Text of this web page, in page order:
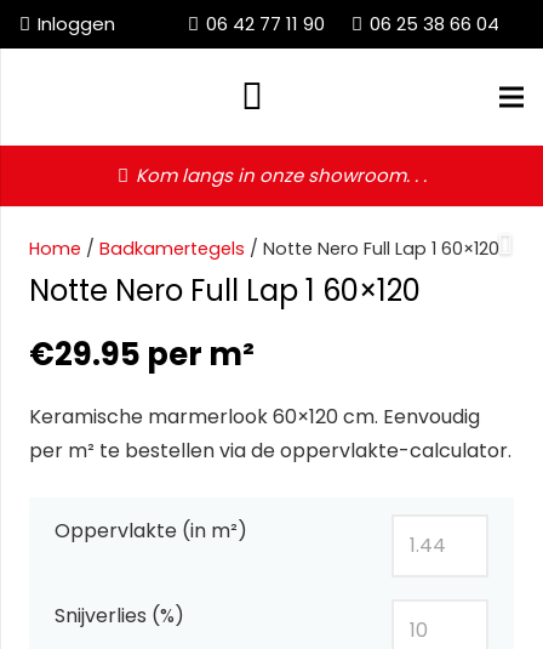
Inloggen 06 42 77 11 90 06 25 38 66 04
Kom langs in onze showroom. . .
Home / Badkamertegels / Notte Nero Full Lap 1 60×120
Notte Nero Full Lap 1 60×120
€29.95 per m²
Keramische marmerlook 60×120 cm. Eenvoudig
per m² te bestellen via de oppervlakte-calculator.
Oppervlakte (in m²)
Snijverlies (%)